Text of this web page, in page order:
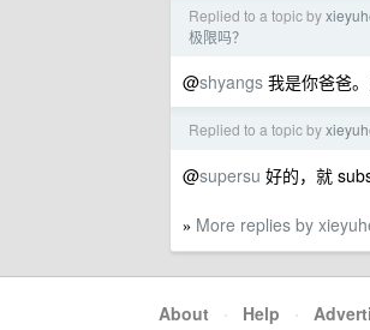
Replied to a topic by
极限吗？
@shyangs 我是你爸爸
Replied to a topic by
@supersu 好的，就
» More replies by
About · Help ·